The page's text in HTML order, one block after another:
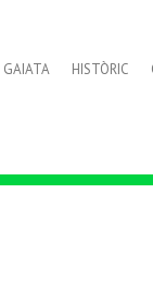
GAIATA HISTÒRIC